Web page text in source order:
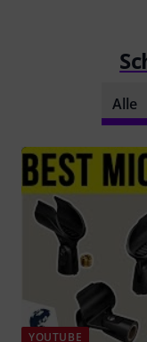
Alle
YOUTUBE